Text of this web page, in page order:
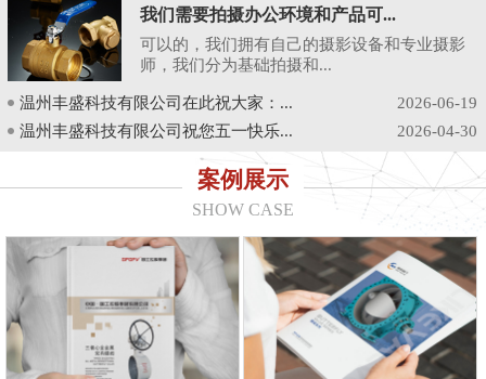
我们需要拍摄办公环境和产品可...
可以的，我们拥有自己的摄影设备和专业摄影
师，我们分为基础拍摄和...
温州丰盛科技有限公司在此祝大家：...
2026-06-19
温州丰盛科技有限公司祝您五一快乐...
2026-04-30
案例展示
SHOW CASE